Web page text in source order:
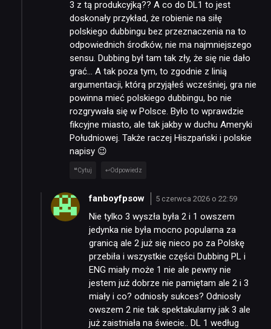
3 z tą produkcyjką?? A co do DL1 to jest
doskonały przykład, że robienie na siłę
polskiego dubbingu bez przeznaczenia na to
odpowiednich środków, nie ma najmniejszego
sensu. Dubbing był tam tak zły, że się nie dało
grać… A tak poza tym, to zgodnie z linią
argumentacji, którą przyjąłeś wcześniej, gra nie
powinna mieć polskiego dubbingu, bo nie
rozgrywała się w Polsce. Było to wprawdzie
fikcyjne miasto, ale tak jakby w duchu Ameryki
Południowej. Także raczej Hiszpański i polskie
napisy 😉
Cytuj Odpowiedz
fanboyfpsow 5 czerwca 2026 o 22:59
Nie tylko 3 wyszła była 2 i 1 owszem
jedynka nie była mocno popularna za
granicą ale 2 już się nieco po za Polskę
przebiła i wszystkie części Dubbing PL i
ENG miały może 1 nie ale pewny nie
jestem już dobrze nie pamiętam ale 2 i 3
miały i co? odniosły sukces? Odniosły
owszem 2 nie tak spektakularny jak 3 ale
już zaistniała na świecie.. DL 1 według